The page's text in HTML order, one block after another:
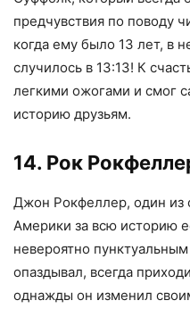
предчувствия по поводу
когда ему было 13 лет, в
случилось в 13:13! К
легкими ожогами и смог
историю друзьям.
14. Рок
Джон Рокфеллер, один из
Америки за всю историю
невероятно
опаздывал, всегда
однажды он изменил